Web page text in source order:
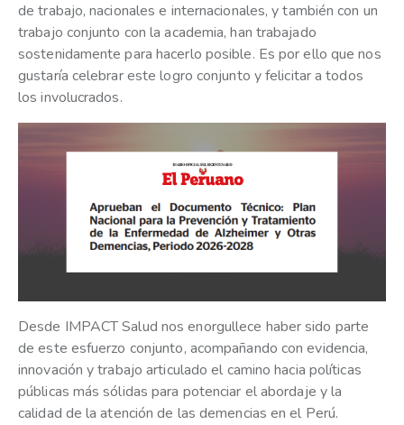
de trabajo, nacionales e internacionales, y también con un
trabajo conjunto con la academia, han trabajado
sostenidamente para hacerlo posible. Es por ello que nos
gustaría celebrar este logro conjunto y felicitar a todos
los involucrados.
Desde IMPACT Salud nos enorgullece haber sido parte
de este esfuerzo conjunto, acompañando con evidencia,
innovación y trabajo articulado el camino hacia políticas
públicas más sólidas para potenciar el abordaje y la
calidad de la atención de las demencias en el Perú.